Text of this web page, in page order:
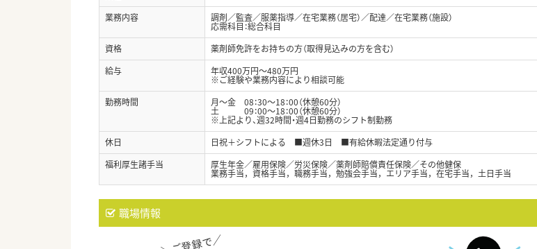
業務内容
調剤／監査／服薬指導／在宅業務（居宅）／配達／在宅業務（施設）
応需科目：総合科目
資格
薬剤師免許をお持ちの方（取得見込みの方を含む）
給与
年収400万円～480万円
※ご経験や業務内容により相談可能
勤務時間
月～金 08：30～18：00（休憩60分）
土 09：00～18：00（休憩60分）
※上記より、週32時間・週4日勤務のシフト制勤務
休日
日祝＋シフトによる ■週休3日 ■有給休暇法定通り付与
福利厚生諸手当
厚生年金／雇用保険／労災保険／薬剤師賠償責任保険／その他健保
業務手当，資格手当，職務手当，勉強会手当，エリア手当，在宅手当，土日手当
職場情報